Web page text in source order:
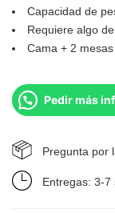
Capacidad de
Requiere algo
Cama + 2
Pedir más
Pregunta por
Entregas: 3-7